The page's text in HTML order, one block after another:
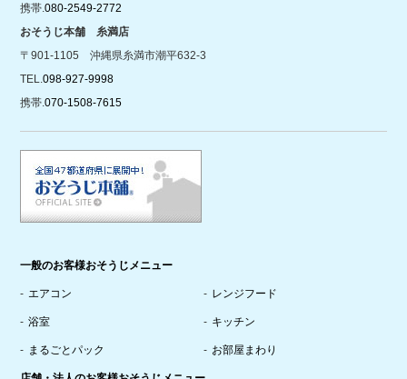
携帯.080-2549-2772
おそうじ本舗 糸満店
〒901-1105 沖縄県糸満市潮平632-3
TEL.098-927-9998
携帯.070-1508-7615
一般のお客様おそうじメニュー
エアコン レンジフード
浴室 キッチン
まるごとパック お部屋まわり